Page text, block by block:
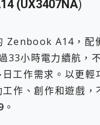
(UX3407NA)
Zenbook A14，
33小時電力續航，
工作需求。以更
作、創作和遊戲
。